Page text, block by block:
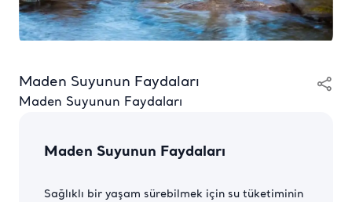
Maden Suyunun Faydaları
Maden Suyunun Faydaları
Maden Suyunun Faydaları
Sağlıklı bir yaşam sürebilmek için su tüketiminin